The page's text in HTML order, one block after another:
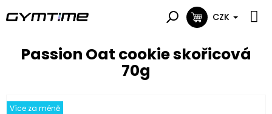
na
NÁKUPNÍ
CZK
Passion Oat cookie skořicová
70g
Více za méně